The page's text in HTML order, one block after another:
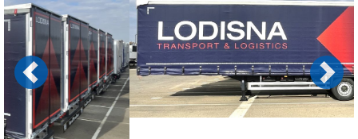
Previous Next